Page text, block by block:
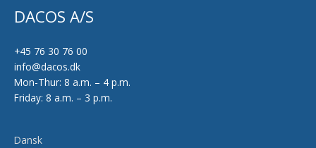
DACOS A/S
+45 76 30 76 00
info@dacos.dk
Mon-Thur: 8 a.m. – 4 p.m.
Friday: 8 a.m. – 3 p.m.
Dansk